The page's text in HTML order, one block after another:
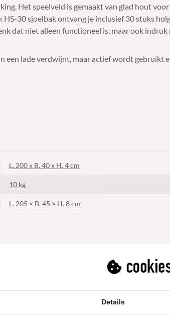
Het speelveld is gemaakt van glad hout
30 sjoelbak ontvang je inclusief 30 stuks
dat niet alleen functioneel is, maar ook indruk
een lade verdwijnt, maar actief wordt gebruikt
L. 200 x B. 40 x H. 4 cm
10 kg
L. 205 × B. 45 × H. 8 cm
Hout
Details